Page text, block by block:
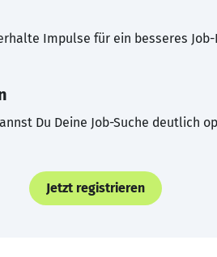
Impulse für ein besseres Job-
Du Deine Job-Suche deutlich
Jetzt registrieren